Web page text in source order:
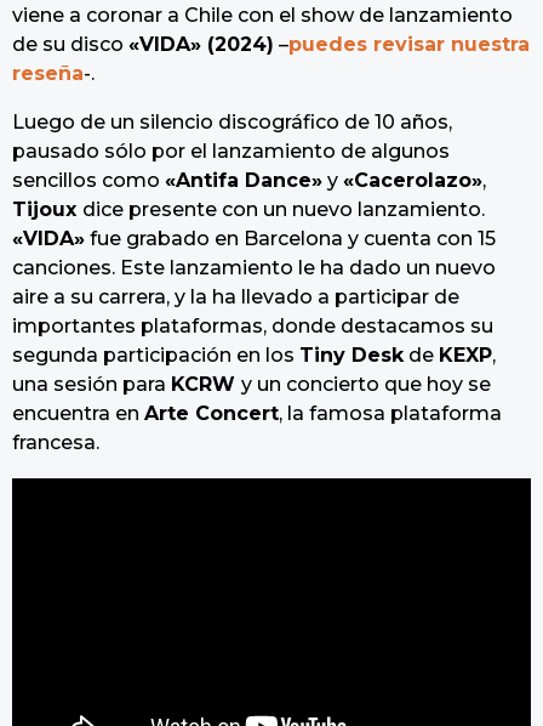
viene a coronar a Chile con el show de lanzamiento
de su disco «VIDA» (2024) –puedes revisar nuestra
reseña-.
Luego de un silencio discográfico de 10 años,
pausado sólo por el lanzamiento de algunos
sencillos como «Antifa Dance» y «Cacerolazo»,
Tijoux dice presente con un nuevo lanzamiento.
«VIDA» fue grabado en Barcelona y cuenta con 15
canciones. Este lanzamiento le ha dado un nuevo
aire a su carrera, y la ha llevado a participar de
importantes plataformas, donde destacamos su
segunda participación en los Tiny Deskde KEXP,
una sesión para KCRW y un concierto que hoy se
encuentra en Arte Concert, la famosa plataforma
francesa.